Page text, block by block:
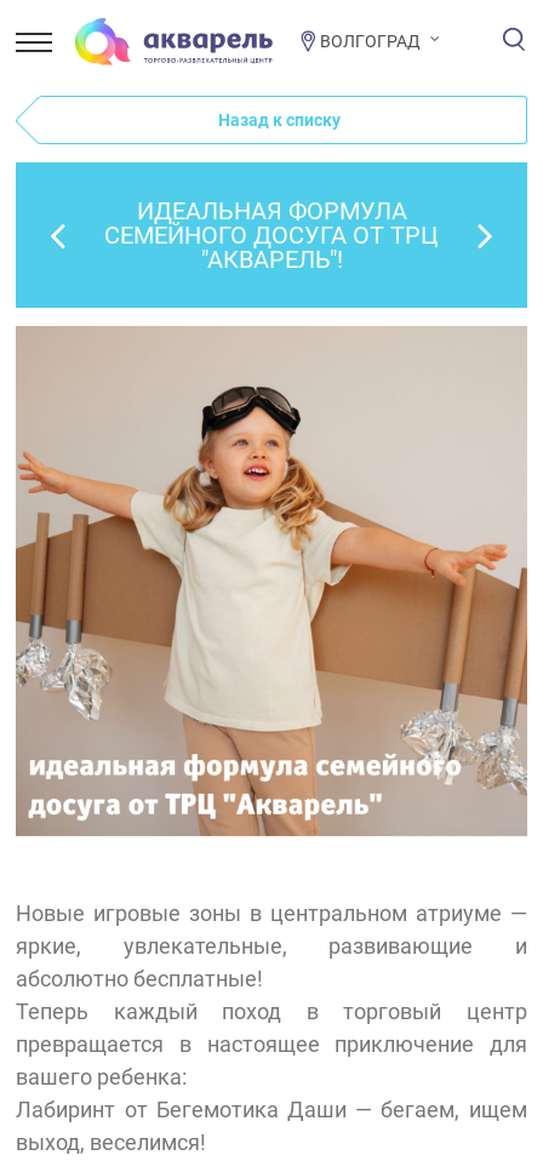
ВОЛГОГРАД
Назад к списку
ИДЕАЛЬНАЯ ФОРМУЛА
СЕМЕЙНОГО ДОСУГА ОТ ТРЦ
"АКВАРЕЛЬ"!
Новые игровые зоны в центральном атриуме —
яркие, увлекательные, развивающие и
абсолютно бесплатные!
Теперь каждый поход в торговый центр
превращается в настоящее приключение для
вашего ребенка:
Лабиринт от Бегемотика Даши — бегаем, ищем
выход, веселимся!